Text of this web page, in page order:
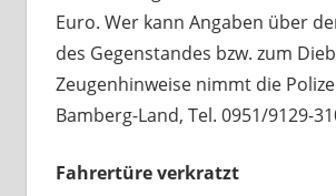
Euro. Wer kann Angaben über
des Gegenstandes bzw. zum
Zeugenhinweise nimmt die
Bamberg-Land, Tel. 0951/9129-
Fahrertüre verkratzt